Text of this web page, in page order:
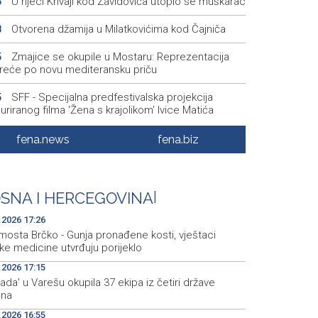
Otvorena džamija u Milatkovićima kod Čajniča
Zmajice se okupile u Mostaru: Reprezentacija
po novu mediteransku priču
SFF - Specijalna predfestivalska projekcija
filma 'Žena s krajolikom' Ivice Matića
Požar kod Konjica i dalje aktivan, stanje bolje
jutros
na City Festu u Niškoj Banji
fena.news fena.biz
I HERCEGOVINA
17:26
Brčko - Gunja pronađene kosti, vještaci
medicine utvrđuju porijeklo
17:15
u Varešu okupila 37 ekipa iz četiri države
16:55